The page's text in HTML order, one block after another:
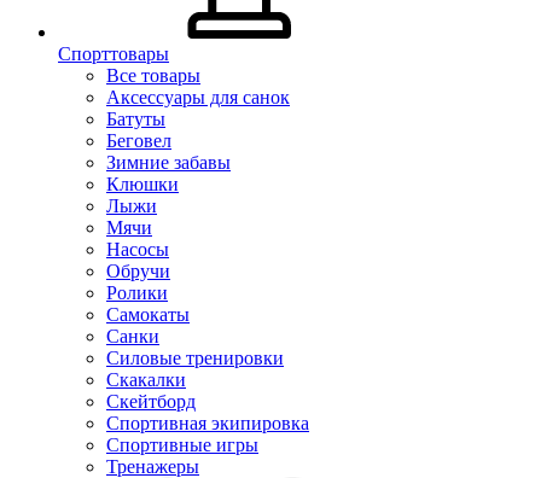
Спорттовары
Все товары
Аксессуары для санок
Батуты
Беговел
Зимние забавы
Клюшки
Лыжи
Мячи
Насосы
Обручи
Ролики
Самокаты
Санки
Силовые тренировки
Скакалки
Скейтборд
Спортивная экипировка
Спортивные игры
Тренажеры